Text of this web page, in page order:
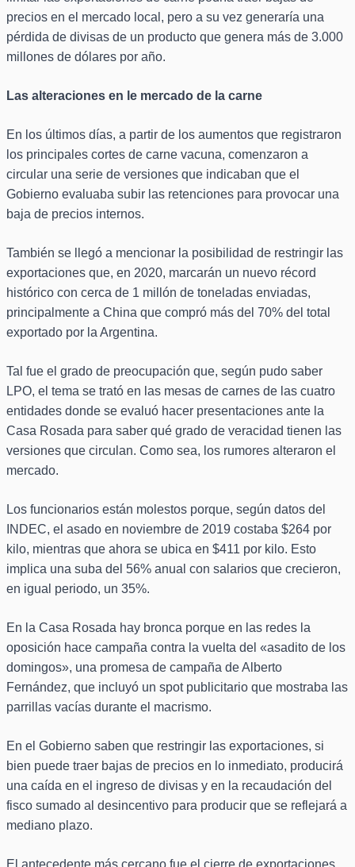
precios en el mercado local, pero a su vez generaría una
pérdida de divisas de un producto que genera más de 3.000
millones de dólares por año.
Las alteraciones en le mercado de la carne
En los últimos días, a partir de los aumentos que registraron
los principales cortes de carne vacuna, comenzaron a
circular una serie de versiones que indicaban que el
Gobierno evaluaba subir las retenciones para provocar una
baja de precios internos.
También se llegó a mencionar la posibilidad de restringir las
exportaciones que, en 2020, marcarán un nuevo récord
histórico con cerca de 1 millón de toneladas enviadas,
principalmente a China que compró más del 70% del total
exportado por la Argentina.
Tal fue el grado de preocupación que, según pudo saber
LPO, el tema se trató en las mesas de carnes de las cuatro
entidades donde se evaluó hacer presentaciones ante la
Casa Rosada para saber qué grado de veracidad tienen las
versiones que circulan. Como sea, los rumores alteraron el
mercado.
Los funcionarios están molestos porque, según datos del
INDEC, el asado en noviembre de 2019 costaba $264 por
kilo, mientras que ahora se ubica en $411 por kilo. Esto
implica una suba del 56% anual con salarios que crecieron,
en igual periodo, un 35%.
En la Casa Rosada hay bronca porque en las redes la
oposición hace campaña contra la vuelta del «asadito de los
domingos», una promesa de campaña de Alberto
Fernández, que incluyó un spot publicitario que mostraba las
parrillas vacías durante el macrismo.
En el Gobierno saben que restringir las exportaciones, si
bien puede traer bajas de precios en lo inmediato, producirá
una caída en el ingreso de divisas y en la recaudación del
fisco sumado al desincentivo para producir que se reflejará a
mediano plazo.
El antecedente más cercano fue el cierre de exportaciones